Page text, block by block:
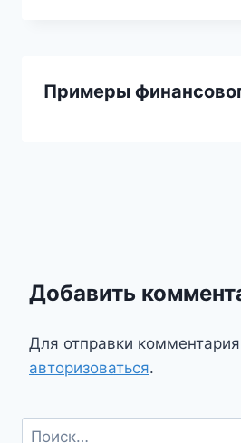
Примеры
Добавить
Для отправки
авторизоваться.
Найти: